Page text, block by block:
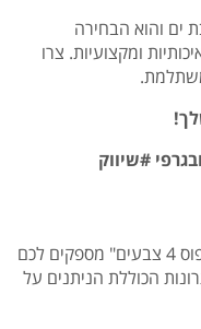
ים והוא הבחירה
ומקצועיות. צרו
#שיווק
שאנו ב"דפוס 4 צבעים" מספקים לכם
הכוללת הניתנים על